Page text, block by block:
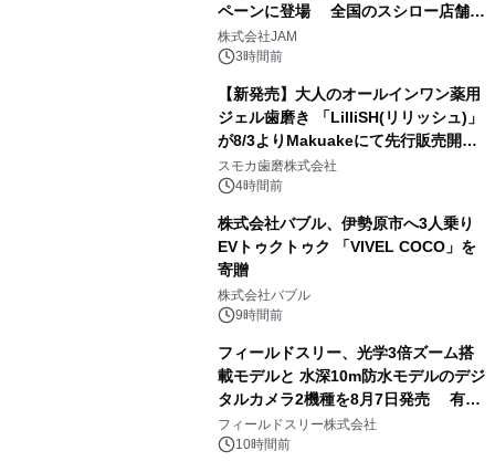
ペーンに登場 全国のスシロー店舗で
GR 4車種の FUNBOO(ミニカー)付き
メニューが展開されます
株式会社JAM
3時間前
【新発売】大人のオールインワン薬用
ジェル歯磨き 「LilliSH(リリッシュ)」
が8/3よりMakuakeにて先行販売開
始！
スモカ歯磨株式会社
4時間前
株式会社バブル、伊勢原市へ3人乗り
EVトゥクトゥク 「VIVEL COCO」を
寄贈
株式会社バブル
9時間前
フィールドスリー、光学3倍ズーム搭
載モデルと 水深10m防水モデルのデジ
タルカメラ2機種を8月7日発売 有効
約1300万画素、用途別に選べるコンデ
ジ新登場
フィールドスリー株式会社
10時間前